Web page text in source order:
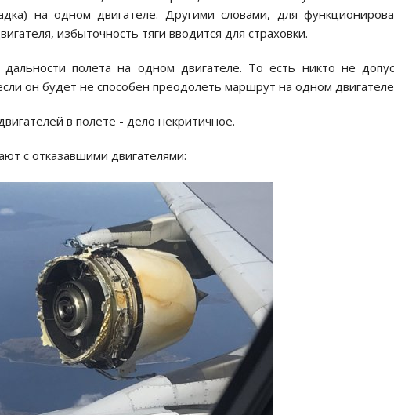
на одном двигателе. Другими словами, для
избыточность тяги вводится для страховки.
полета на одном двигателе. То есть никто не
он будет не способен преодолеть маршрут на одном
в полете - дело некритичное.
с отказавшими двигателями: